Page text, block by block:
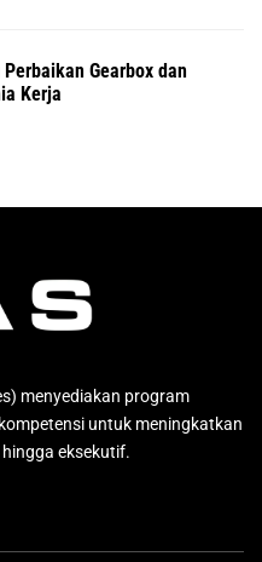
Gearbox dan
Kerja
menyediakan program
untuk meningkatkan
eksekutif.